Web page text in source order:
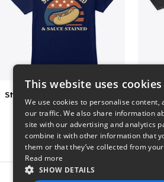
$5
This website uses cookies
We use cookies to personalise content,
our traffic. We also share information
site with our advertising and analytics
combine it with other information that
them or that they’ve collected from
Read more
SHOW DETAILS